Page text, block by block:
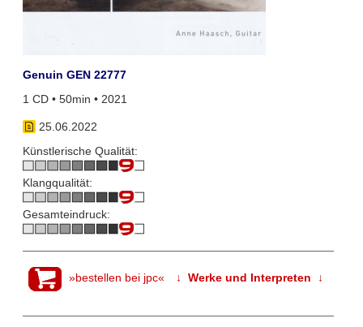
Genuin GEN 22777
1 CD • 50min • 2021
25.06.2022
Künstlerische Qualität:
Klangqualität:
Gesamteindruck:
»bestellen bei jpc« ↓ Werke und Interpreten ↓